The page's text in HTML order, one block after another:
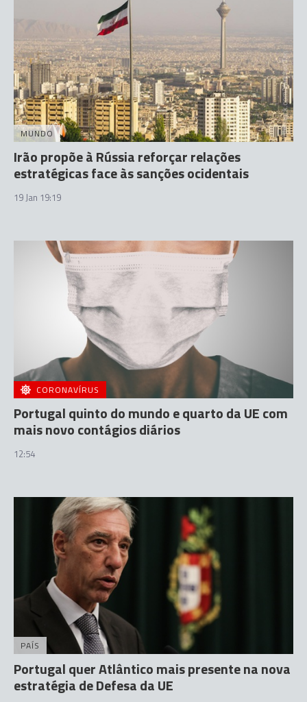
MUNDO
Irão propõe à Rússia reforçar relações
estratégicas face às sanções ocidentais
19 Jan 19:19
CORONAVÍRUS
Portugal quinto do mundo e quarto da UE com
mais novo contágios diários
12:54
PAÍS
Portugal quer Atlântico mais presente na nova
estratégia de Defesa da UE